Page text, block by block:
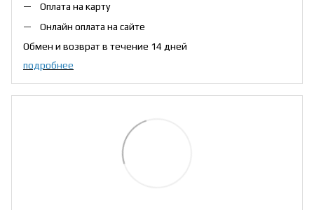
Оплата на карту
Онлайн оплата на сайте
Обмен и возврат в течение 14 дней
подробнее